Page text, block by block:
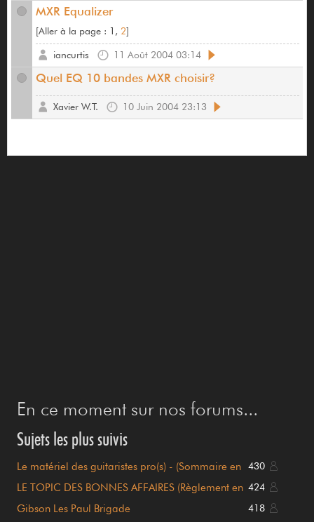
MXR Equalizer
[Aller à la page : 1, 2]
11 Août 2004 03:14
iancurtis
Quel EQ 10 bandes MXR choisir?
10 Juin 2004 23:13
Xavier W.T.
En ce moment sur nos forums...
Sujets les plus suivis
Le matériel des guitaristes pro(s) - (Sommaire en
430
LE TOPIC DES BONNES AFFAIRES (Règlement en 424
Gibson Les Paul Brigade 418